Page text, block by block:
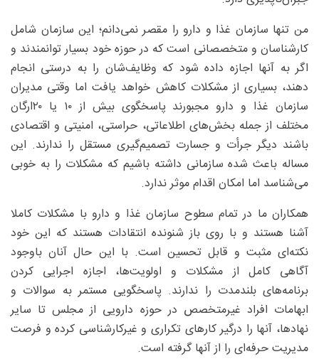
من تنها سازمان غذا و دارو را مقصر نمی‌دانم؛ این سازمان شامل
کارشناسان و متخصصانی است که در حوزه خود بسیار توانمندند و
اگر به آنها اجازه داده شود که وظایف‌شان را به درستی انجام
دهند، بسیاری از مشکلات کاهش خواهد یافت اما وقتی مدیران
سازمان غذا و دارو مجبورند پاسخگوی بیش از ۱۰ یا ۲۰ارگان
مختلف از جمله بخش‌های اطلاعاتی، حراستی، امنیتی و اقتصادی
باشند دیگر جرأت و جسارت تصمیم‌گیری مستقل را ندارند. این
مساله باعث شده سازمانی داشته باشیم که مشکلات را به خوبی
می‌شناسد اما امکان اقدام موثر ندارد.
همکاران ما در تمام سطوح سازمان غذا و دارو با مشکلات کاملا
آشنا هستند و با روی باز شنونده انتقادات هستند که این خود
نکته‌ای مثبت و قابل تحسین است. با این حال آنان باوجود
آگاهی کامل از مشکلات و اولویت‌ها، اجازه اجرایی کردن
برنامه‌های بلندمدت را ندارند. پاسخگویی مستمر به سوالات و
ابهامات افراد غیرمتخصص در حوزه دارویی از مجلس تا سایر
نهادها، آنها را درگیر کارهای تکراری و غیرکارشناسی کرده و فرصت
مدیریت حرفه‌ای را از آنها گرفته است.